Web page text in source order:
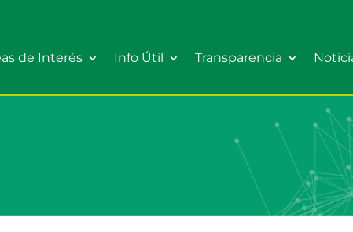
de Interés Info Útil Transparencia